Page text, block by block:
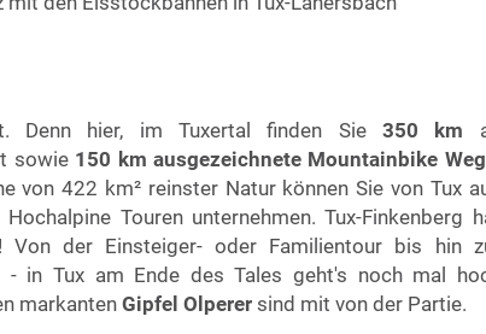
Denn hier, im Tuxertal finden Sie350 km
sowie 150 km ausgezeichnete Mountainbike
von 422 km² reinster Natur können Sie von Tux
Touren unternehmen. Tux-Finkenberg
Von der Einsteiger- oder Familientour bis hin
- in Tux am Ende des Tales geht's noch mal
markantenGipfel Olperer sind mit von der Partie.